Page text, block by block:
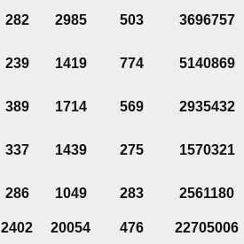
282 2985 503 3696757
239 1419 774 5140869
389 1714 569 2935432
337 1439 275 1570321
286 1049 283 2561180
2402 20054 476
22705006